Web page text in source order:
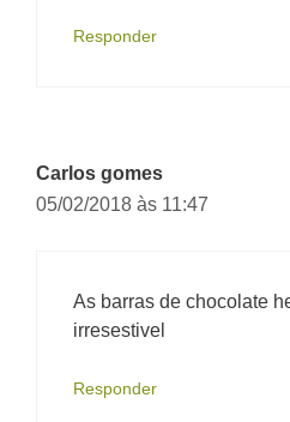
Responder
Carlos gomes
05/02/2018 às 11:47
As barras de chocolate
irresestivel
Responder